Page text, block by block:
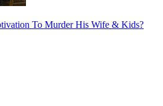
To Murder His Wife & Kids?